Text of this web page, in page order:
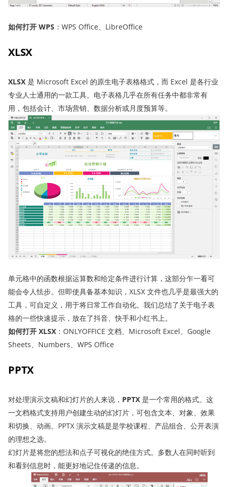
如何打开 WPS ：WPS Office、LibreOffice
XLSX
XLSX 是 Microsoft Excel 的原生电子表格格式，而 Excel 是各行业
专业人士通用的一款工具。电子表格几乎在所有任务中都非常有
用，包括会计、市场营销、数据分析或月度预算等。
单元格中的函数根据运算数和给定条件进行计算，这部分乍一看可
能会令人怯步。但即使具备基本知识，XLSX 文件也几乎是最强大的
工具，可自定义，用于将日常工作自动化。我们总结了关于电子表
格的一些快速提示，放在了抖音、快手和小红书上。
如何打开 XLSX ：ONLYOFFICE 文档、Microsoft Excel、Google
Sheets、Numbers、WPS Office
PPTX
对处理演示文稿和幻灯片的人来说， PPTX 是一个常用的格式。这
一文档格式支持用户创建生动的幻灯片，可包含文本、对象、效果
和切换、动画。PPTX 演示文稿是是学校课程、产品组合、公开表演
的理想之选。
幻灯片是将您的想法和点子可视化的绝佳方式。多数人在同时听到
和看到信息时，能更好地记住传递的信息。